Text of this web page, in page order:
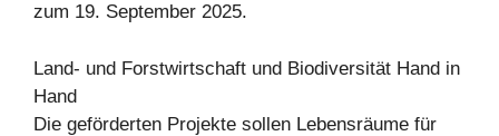
zum 19. September 2025.
Land- und Forstwirtschaft und Biodiversität Hand in
Hand
Die geförderten Projekte sollen Lebensräume für